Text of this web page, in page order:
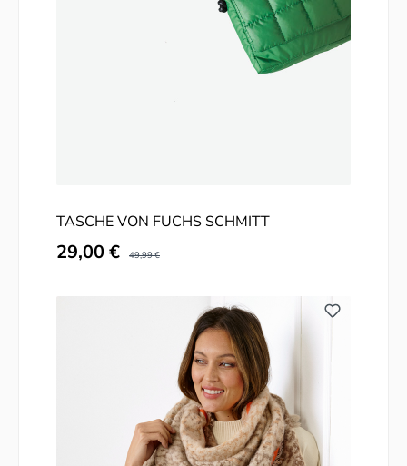
TASCHE VON FUCHS SCHMITT
Verkaufspreis:
29,00 € Regulärer Preis:
49,99 €